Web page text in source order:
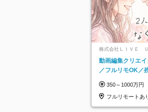
株式会社ＬＩＶＥ
動画編集クリエ
／フルリモOK／
実で安心
350～1000万円
フルリモートあ